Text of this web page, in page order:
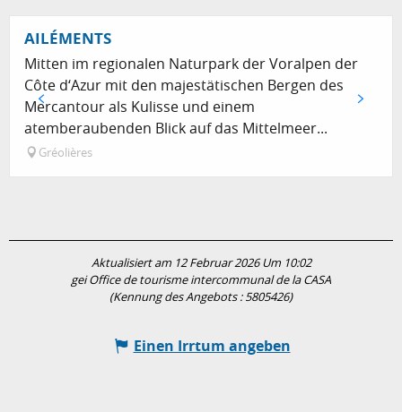
AILÉMENTS
Mitten im regionalen Naturpark der Voralpen der
Côte d‘Azur mit den majestätischen Bergen des
Mercantour als Kulisse und einem
atemberaubenden Blick auf das Mittelmeer...
Gréolières
Aktualisiert am 12 Februar 2026 Um 10:02
gei Office de tourisme intercommunal de la CASA
(Kennung des Angebots :5805426)
Einen Irrtum angeben